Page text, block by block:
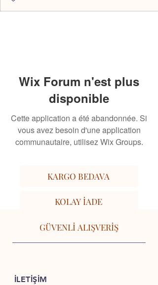
Wix Forum n'est plus
disponible
Cette application a été abandonnée. Si
vous avez besoin d'une application
communautaire, utilisez Wix Groups.
KARGO BEDAVA
KOLAY İADE
GÜVENLİ ALIŞVERİŞ
İLETİŞİM